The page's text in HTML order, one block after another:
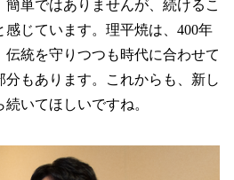
単ではありませんが、続けるこ
感じています。理平焼は、400年
統を守りつつも時代に合わせて
もあります。これからも、新し
いてほしいですね。